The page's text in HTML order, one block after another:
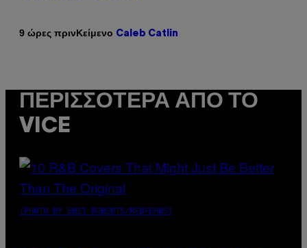
9 ώρες πρινΚείμενο Caleb Catlin
ΠΕΡΙΣΣΌΤΕΡΑ ΑΠΌ ΤΟ
VICE
(PHOTO BY EBET ROBERTS/REDFERNS)